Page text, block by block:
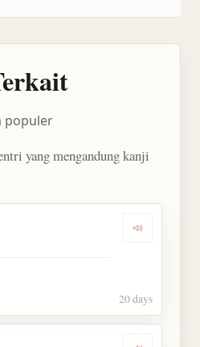
populer
yang mengandung kanji
Dengarkan
20 days